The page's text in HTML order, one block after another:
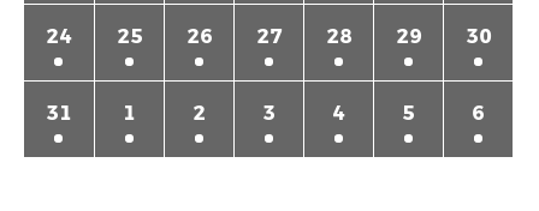
24 25 26 27 28 29 30
31 1 2 3 4 5 6